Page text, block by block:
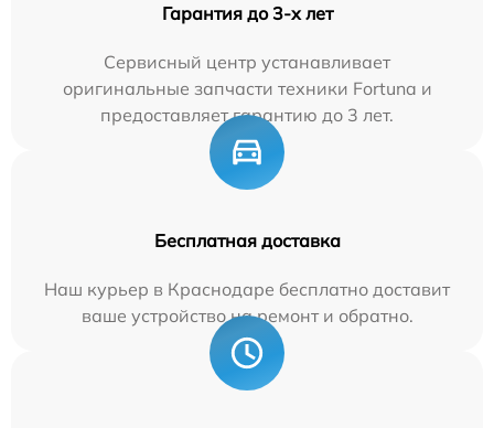
Гарантия до 3-х лет
Сервисный центр устанавливает
оригинальные запчасти техники Fortuna и
предоставляет гарантию до 3 лет.
Бесплатная доставка
Наш курьер в Краснодаре бесплатно доставит
ваше устройство на ремонт и обратно.